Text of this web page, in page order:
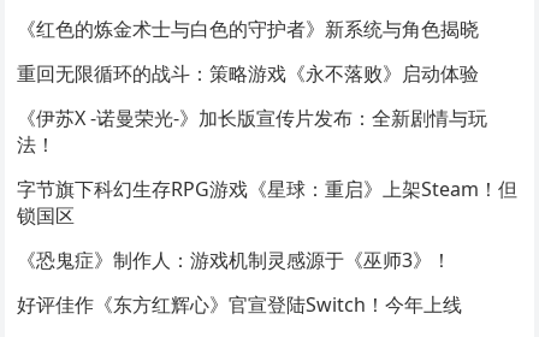
《红色的炼金术士与白色的守护者》新系统与角色揭晓
重回无限循环的战斗：策略游戏《永不落败》启动体验
《伊苏X -诺曼荣光-》加长版宣传片发布：全新剧情与玩
法！
字节旗下科幻生存RPG游戏《星球：重启》上架Steam！但
锁国区
《恐鬼症》制作人：游戏机制灵感源于《巫师3》！
好评佳作《东方红辉心》官宣登陆Switch！今年上线